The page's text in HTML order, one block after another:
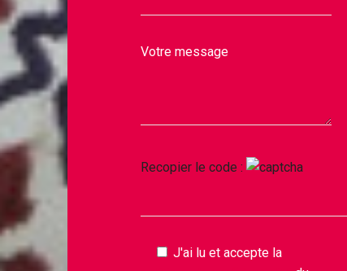
Votre message
Recopier le code :
J'ai lu et accepte la